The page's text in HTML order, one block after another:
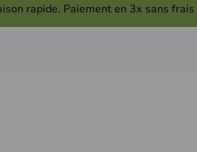
rapide. Paiement en 3x sans frais